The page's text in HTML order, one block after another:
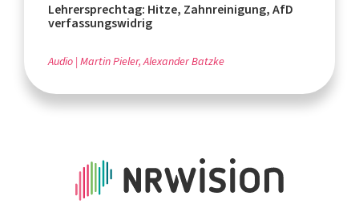
Lehrersprechtag: Hitze, Zahnreinigung, AfD
verfassungswidrig
Audio Martin Pieler, Alexander Batzke